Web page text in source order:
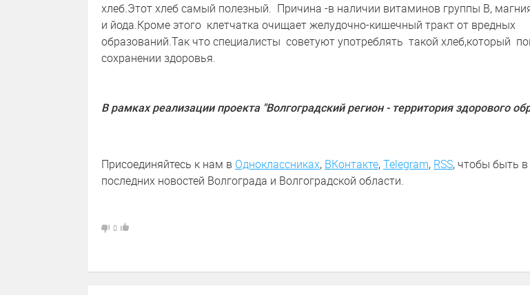
хлеб.Этот хлеб самый полезный. Причина -в наличии витаминов группы В,
и йода.Кроме этого клетчатка очищает желудочно-кишечный тракт от вредных
образований.Так что специалисты советуют употреблять такой хлеб,который
сохранении здоровья.
В рамках реализации проекта "Волгоградский регион - территория здорового
Присоединяйтесь к нам в Одноклассниках, ВКонтакте,Telegram, RSS, чтобы быть в
последних новостей Волгограда и Волгоградской области.
0